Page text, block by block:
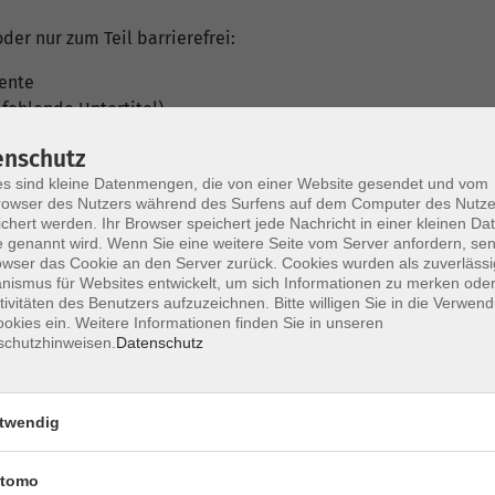
nur zum Teil barrierefrei:
fehlende Untertitel)
der HÜF-NRW wurde vor dem 23. September 2020
ist das Angebot jedoch noch nicht
konnte bislang nicht realisiert werden.
oder Web-Anwendungen zur
denen die Nutzung und Erfassung der Webinhalte
sind kleine Datenmengen, die von einer Website gesendet und vom
des Nutzers während des Surfens auf dem Computer des
werden. Ihr Browser speichert jede Nachricht in einer kleinen
genannt wird. Wenn Sie eine weitere Seite vom Server anfordern,
das Cookie an den Server zurück. Cookies wurden als
für Websites entwickelt, um sich Informationen zu merken
des Benutzers aufzuzeichnen. Bitte willigen Sie in die
ein. Weitere Informationen finden Sie in unseren
Datenschutz